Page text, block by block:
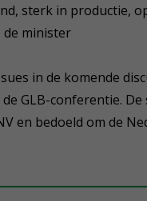
sterk in productie,
minister
in de komende
GLB-conferentie.
en bedoeld om de